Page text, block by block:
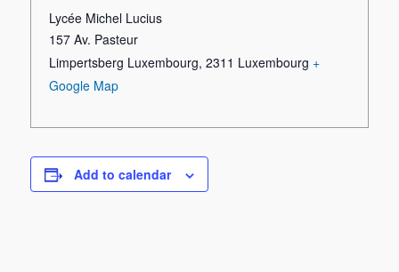
Lycée Michel Lucius
157 Av. Pasteur
Limpertsberg Luxembourg, 2311 Luxembourg +
Google Map
Add to calendar